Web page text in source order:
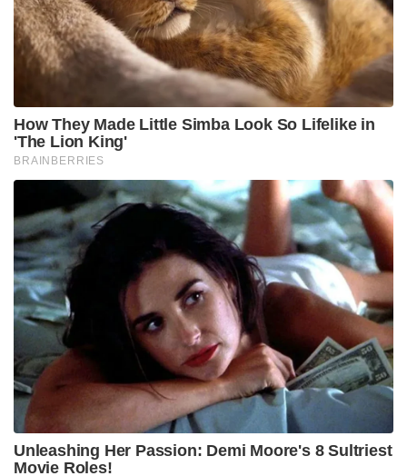
പട്നയിലെ അക്കാദമിയിൽ എത്തിച്ചിരുന്നത്.
അമ്മയുടെ വലിപ്പമേറിയ മനസ്സ്: രാവിലെ 5 മണിക്ക്
അക്കാദമിയിലേക്ക് തിരിക്കുന്നതിനായി വൈഭവിന്റെ
അമ്മ ആരതി പുലർച്ചെ 2 മണിക്ക് എഴുന്നേറ്റ് ഭക്ഷണം
പാകം ചെയ്യുമായിരുന്നു. അത് വൈഭവിനും
ഭർത്താവിനും വേണ്ടി മാത്രമല്ല, അക്കാദമിയിൽ ഒപ്പം
വരുന്ന മറ്റ് നെറ്റ് ബൗളർമാർക്കും സാമ്പത്തികമായി
പിന്നോട്ട് നിൽക്കുന്ന മറ്റ് കുട്ടികൾക്കുമായി 10 മുതൽ
15 പേർക്കുള്ള ഉച്ചഭക്ഷണമാണ് ആ അമ്മ ദിവസവും
തയ്യാറാക്കിയിരുന്നത്.
വൈഭവ് സൂര്യവംശിയുടെ ഈ അവിശ്വസനീയമായ
ഗ്രാഫും ഇന്ത്യൻ ടീമിലേക്കുള്ള സെലക്ഷനും കണ്ടതിന്
പിന്നാലെ, തങ്ങളുടെ കുട്ടികളെ ‘അടുത്ത വൈഭവ്’
ആക്കി മാറ്റാൻ മാതാപിതാക്കൾ നെട്ടോട്ടത്തിലാണ്.
Tags: indian cricket VAIBHAV SOORT